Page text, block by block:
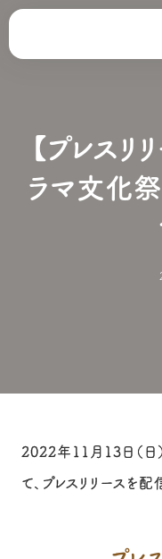
【プレス
ラマ文化
2022年11月13日（日
て、プレスリリースを配